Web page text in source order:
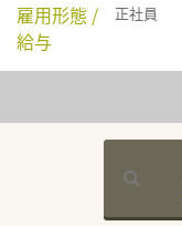
雇用形態 /
給与
正社員